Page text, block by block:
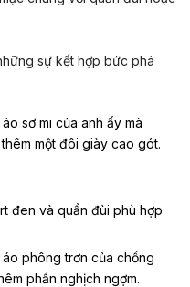
sự kết hợp bức phá
sơ mi của anh ấy mà
một đôi giày cao gót.
đen và quần đùi phù hợp
phông trơn của chồng
phần nghịch ngợm.